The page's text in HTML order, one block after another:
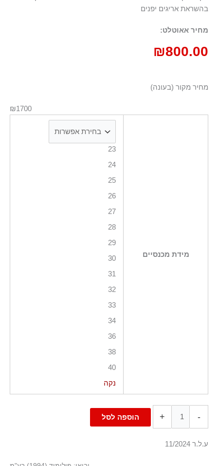
בהשראת אריגים יפנים
מחיר אאוטלט:
₪800.00
מחיר מקור (בעונה)
₪1700
מידת מכנסיים
23
24
25
26
27
28
29
30
31
32
33
34
36
38
40
נקה
-
+ הוספה לסל
ע.ל.ר 11/2024